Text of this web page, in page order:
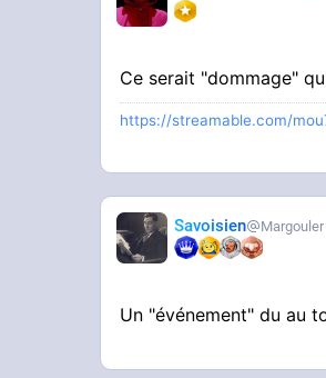
Ce serait "dommage"
https://streamable.com/
Savoisien Margouler
Un "événement" du au